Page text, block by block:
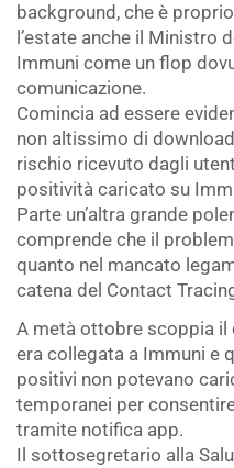
background, che è
l’estate anche il Ministro
Immuni come un flop
comunicazione.
Comincia ad essere
non altissimo di
rischio ricevuto dagli
positività caricato su
Parte un’altra grande
comprende che il
quanto nel mancato
catena del Contact
A metà ottobre scoppia il
era collegata a Immuni e
positivi non potevano
temporanei per
tramite notifica app.
Il sottosegretario alla